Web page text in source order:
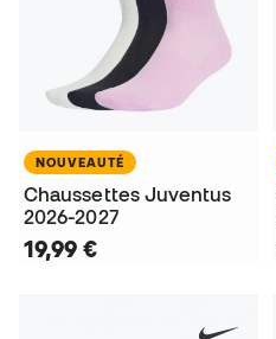
NOUVEAUTÉ
Chaussettes Juventus
2026-2027
19,99 €